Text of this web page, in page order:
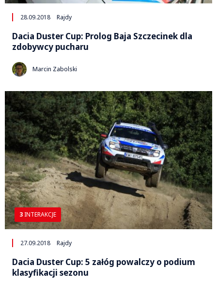
28.09.2018 Rajdy
Dacia Duster Cup: Prolog Baja Szczecinek dla
zdobywcy pucharu
Marcin Zabolski
3 INTERAKCJE
27.09.2018 Rajdy
Dacia Duster Cup: 5 załóg powalczy o podium
klasyfikacji sezonu